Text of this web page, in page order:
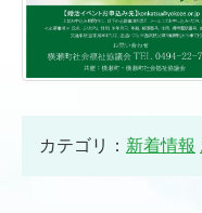
カテゴリ： 新着情報